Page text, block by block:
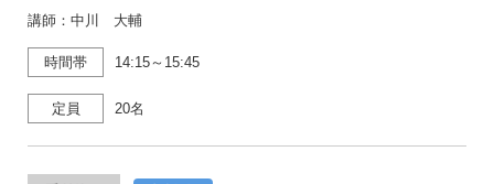
講師：中川 大輔
時間帯 14:15～15:45
定員 20名